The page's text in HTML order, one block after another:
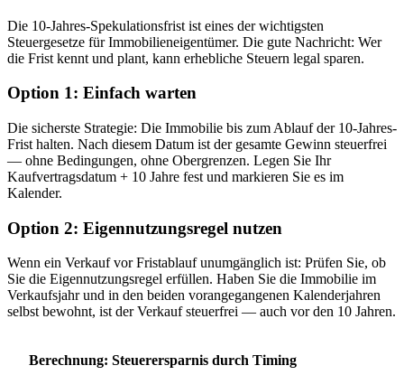
Die 10-Jahres-Spekulationsfrist ist eines der wichtigsten
Steuergesetze für Immobilieneigentümer. Die gute Nachricht: Wer
die Frist kennt und plant, kann erhebliche Steuern legal sparen.
Option 1: Einfach warten
Die sicherste Strategie: Die Immobilie bis zum Ablauf der 10-Jahres-
Frist halten. Nach diesem Datum ist der gesamte Gewinn steuerfrei
— ohne Bedingungen, ohne Obergrenzen. Legen Sie Ihr
Kaufvertragsdatum + 10 Jahre fest und markieren Sie es im
Kalender.
Option 2: Eigennutzungsregel nutzen
Wenn ein Verkauf vor Fristablauf unumgänglich ist: Prüfen Sie, ob
Sie die Eigennutzungsregel erfüllen. Haben Sie die Immobilie im
Verkaufsjahr und in den beiden vorangegangenen Kalenderjahren
selbst bewohnt, ist der Verkauf steuerfrei — auch vor den 10 Jahren.
Berechnung: Steuerersparnis durch Timing